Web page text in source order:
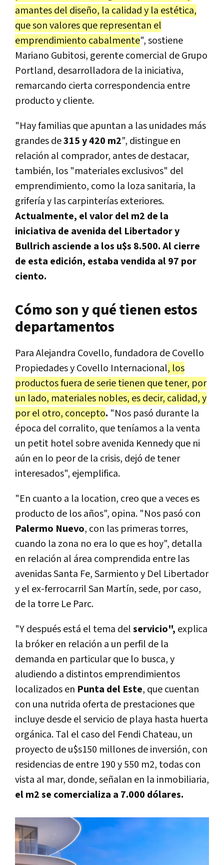
amantes del diseño, la calidad y la estética,
que son valores que representan el
emprendimiento cabalmente", sostiene
Mariano Gubitosi, gerente comercial de Grupo
Portland, desarrolladora de la iniciativa,
remarcando cierta correspondencia entre
producto y cliente.
"Hay familias que apuntan a las unidades más
grandes de315 y 420 m2", distingue en
relación al comprador, antes de destacar,
también, los "materiales exclusivos" del
emprendimiento, como la loza sanitaria, la
grifería y las carpinterías exteriores.
Actualmente, el valor del m2 de la
iniciativa de avenida del Libertador y
Bullrich asciende a los u$s 8.500. Al cierre
de esta edición, estaba vendida al 97 por
ciento.
Cómo son y qué tienen estos
departamentos
Para Alejandra Covello, fundadora de Covello
Propiedades y Covello Internacional, los
productos fuera de serie tienen que tener, por
un lado, materiales nobles, es decir, calidad, y
por el otro, concepto. "Nos pasó durante la
época del corralito, que teníamos a la venta
un petit hotel sobre avenida Kennedy que ni
aún en lo peor de la crisis, dejó de tener
interesados", ejemplifica.
"En cuanto a la location, creo que a veces es
producto de los años", opina. "Nos pasó con
Palermo Nuevo, con las primeras torres,
cuando la zona no era lo que es hoy", detalla
en relación al área comprendida entre las
avenidas Santa Fe, Sarmiento y Del Libertador
y el ex-ferrocarril San Martín, sede, por caso,
de la torre Le Parc.
"Y después está el tema delservicio", explica
la bróker en relación a un perfil de la
demanda en particular que lo busca, y
aludiendo a distintos emprendimientos
localizados en Punta del Este, que cuentan
con una nutrida oferta de prestaciones que
incluye desde el servicio de playa hasta huerta
orgánica. Tal el caso del Fendi Chateau, un
proyecto de u$s150 millones de inversión, con
residencias de entre 190 y 550 m2, todas con
vista al mar, donde, señalan en la inmobiliaria,
el m2 se comercializa a 7.000 dólares.